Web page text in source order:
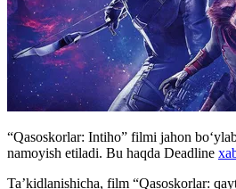
“Qasoskorlar: Intiho” filmi jahon
namoyish etiladi. Bu haqda Deadline
Ta’kidlanishicha, film “Qasoskorlar: